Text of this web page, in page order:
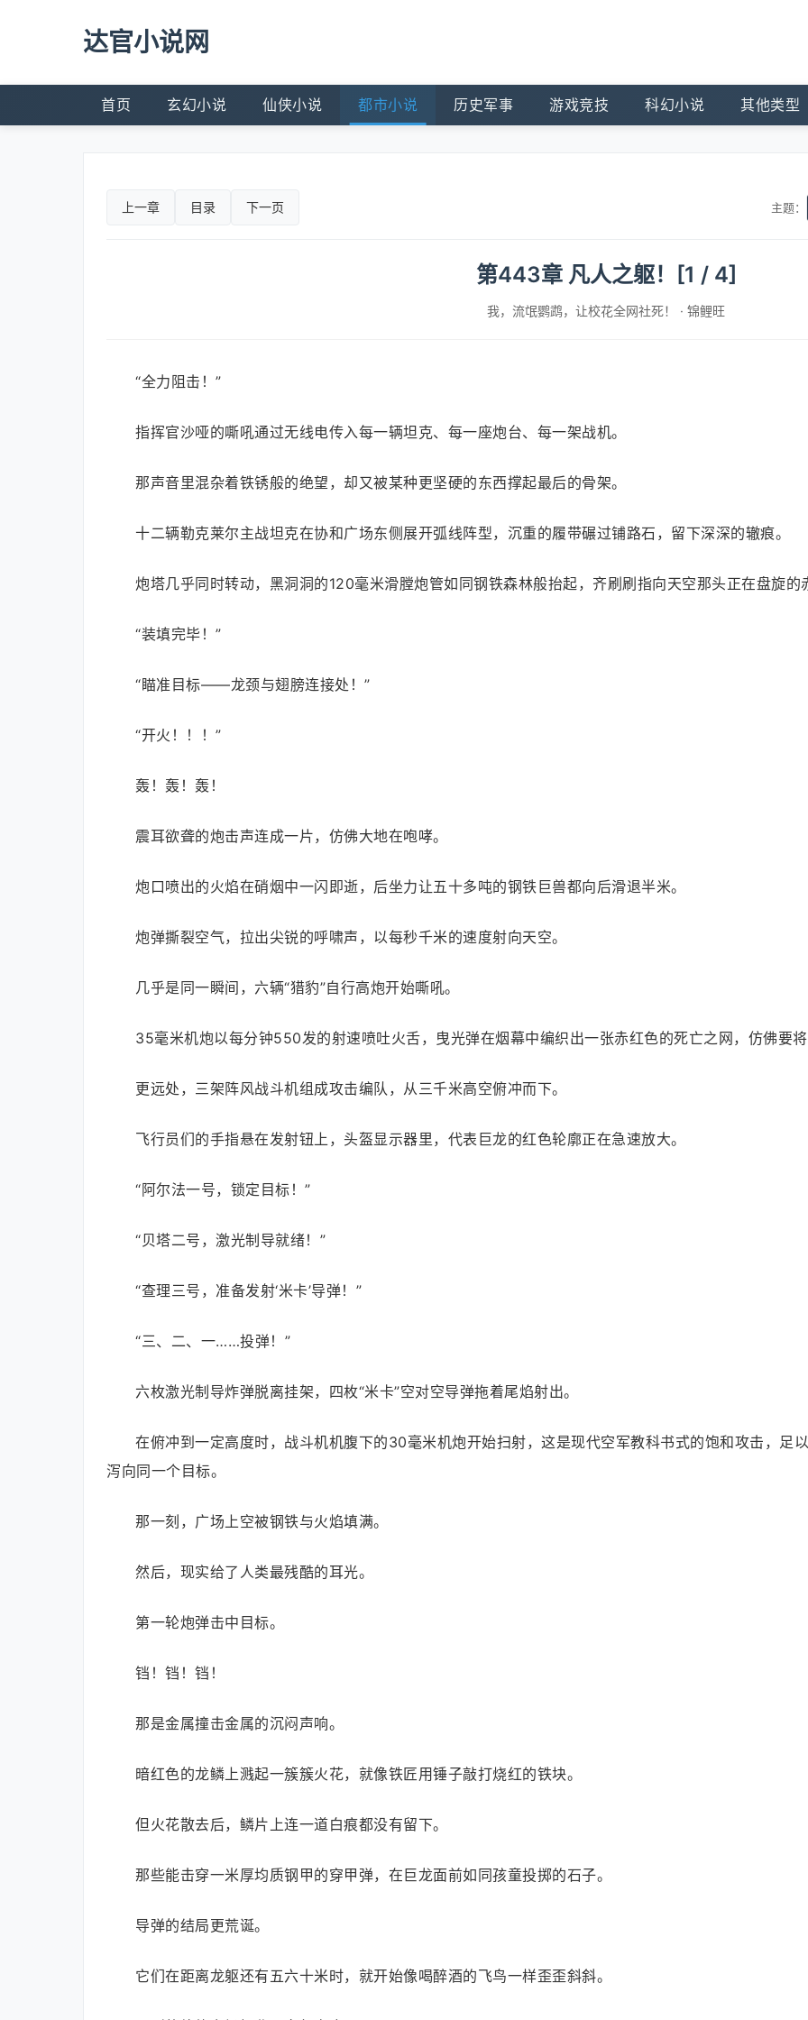
达官小说网
首页 玄幻小说 仙侠小说 都市小说 历史军事 游戏竞技 科幻小说 其他类型
上一章 目录 下一页 主题：
第443章 凡人之躯！[1 / 4]
我，流氓鹦鹉，让校花全网社死！ · 锦鲤旺
“全力阻击！”
指挥官沙哑的嘶吼通过无线电传入每一辆坦克、每一座炮台、每一架战机。
那声音里混杂着铁锈般的绝望，却又被某种更坚硬的东西撑起最后的骨架。
十二辆勒克莱尔主战坦克在协和广场东侧展开弧线阵型，沉重的履带碾过铺路石，留下深深的辙痕。
炮塔几乎同时转动，黑洞洞的120毫米滑膛炮管如同钢铁森林般抬起，齐刷刷指向天空那头正在盘旋的
“装填完毕！”
“瞄准目标——龙颈与翅膀连接处！”
“开火！！！”
轰！轰！轰！
震耳欲聋的炮击声连成一片，仿佛大地在咆哮。
炮口喷出的火焰在硝烟中一闪即逝，后坐力让五十多吨的钢铁巨兽都向后滑退半米。
炮弹撕裂空气，拉出尖锐的呼啸声，以每秒千米的速度射向天空。
几乎是同一瞬间，六辆“猎豹”自行高炮开始嘶吼。
35毫米机炮以每分钟550发的射速喷吐火舌，曳光弹在烟幕中编织出一张赤红色的死亡之网，仿佛要将
更远处，三架阵风战斗机组成攻击编队，从三千米高空俯冲而下。
飞行员们的手指悬在发射钮上，头盔显示器里，代表巨龙的红色轮廓正在急速放大。
“阿尔法一号，锁定目标！”
“贝塔二号，激光制导就绪！”
“查理三号，准备发射‘米卡’导弹！”
“三、二、一……投弹！”
六枚激光制导炸弹脱离挂架，四枚“米卡”空对空导弹拖着尾焰射出。
在俯冲到一定高度时，战斗机机腹下的30毫米机炮开始扫射，这是现代空军教科书式的饱和攻击，足
泻向同一个目标。
那一刻，广场上空被钢铁与火焰填满。
然后，现实给了人类最残酷的耳光。
第一轮炮弹击中目标。
铛！铛！铛！
那是金属撞击金属的沉闷声响。
暗红色的龙鳞上溅起一簇簇火花，就像铁匠用锤子敲打烧红的铁块。
但火花散去后，鳞片上连一道白痕都没有留下。
那些能击穿一米厚均质钢甲的穿甲弹，在巨龙面前如同孩童投掷的石子。
导弹的结局更荒诞。
它们在距离龙躯还有五六十米时，就开始像喝醉酒的飞鸟一样歪歪斜斜。